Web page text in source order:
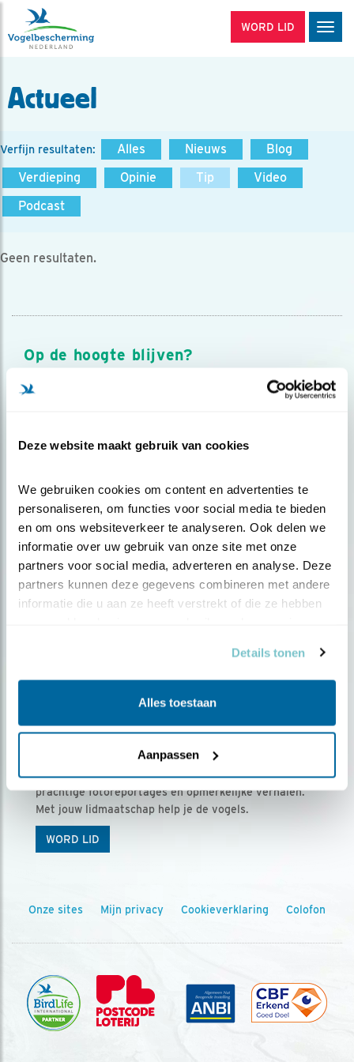
Deze website maakt gebruik van cookies
We gebruiken cookies om content en advertenties te
personaliseren, om functies voor social media te bieden
en om ons websiteverkeer te analyseren. Ook delen we
informatie over uw gebruik van onze site met onze
partners voor social media, adverteren en analyse. Deze
partners kunnen deze gegevens combineren met andere
informatie die u aan ze heeft verstrekt of die ze hebben
Details tonen
Alles toestaan
Aanpassen
WORD LID
Actueel
Verfijn resultaten: Alles Nieuws
Blog
Verdieping
Opinie Tip
Video
Podcast
Geen resultaten.
Op de hoogte blijven?
Meld je aan en ontvang nieuws, inspiratie, acties en tips
over vogels en activiteiten van Vogelbescherming.
Ontvang 5 x Vogels voor € 36,00 per jaar
Vogels is het tijdschrift voor onze leden, met
prachtige fotoreportages en opmerkelijke verhalen.
Met jouw lidmaatschap help je de vogels.
WORD LID
Onze sites Mijn privacy Cookieverklaring Colofon